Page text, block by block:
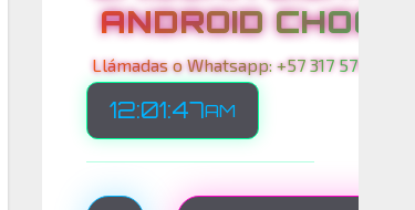
ANDROID CHOCO
Llámadas o Whatsapp: +57 317 575 00 21
12:01:48AM